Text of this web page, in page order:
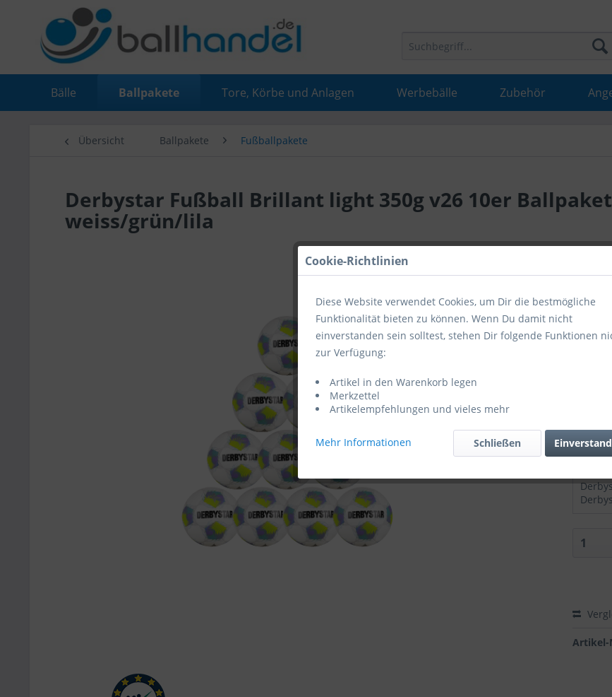
Bälle Ballpakete Tore, Körbe und Anlagen Werbebälle Zubehör
Übersicht Ballpakete Fußballpakete
Derbystar Fußball Brillant light 350g v26 10er
weiss/grün/lila
Artikel-
Cookie-Richtlinien
Diese Website verwendet Cookies, um Dir die bestmögliche
Funktionalität bieten zu können. Wenn Du damit nicht
einverstanden sein solltest, stehen Dir folgende Funktionen
zur Verfügung:
Artikel in den Warenkorb legen
Merkzettel
Artikelempfehlungen und vieles mehr
Mehr Informationen Schließen